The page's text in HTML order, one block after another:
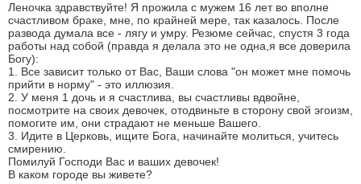
Леночка здравствуйте! Я прожила с мужем 16 лет во вполне
счастливом браке, мне, по крайней мере, так казалось. После
развода думала все - лягу и умру. Резюме сейчас, спустя 3 года
работы над собой (правда я делала это не одна,я все доверила
Богу):
1. Все зависит только от Вас, Ваши слова "он может мне помочь
прийти в норму" - это иллюзия.
2. У меня 1 дочь и я счастлива, вы счастливы вдвойне,
посмотрите на своих девочек, отодвиньте в сторону свой эгоизм,
помогите им, они страдают не меньше Вашего.
3. Идите в Церковь, ищите Бога, начинайте молиться, учитесь
смирению.
Помилуй Господи Вас и ваших девочек!
В каком городе вы живете?